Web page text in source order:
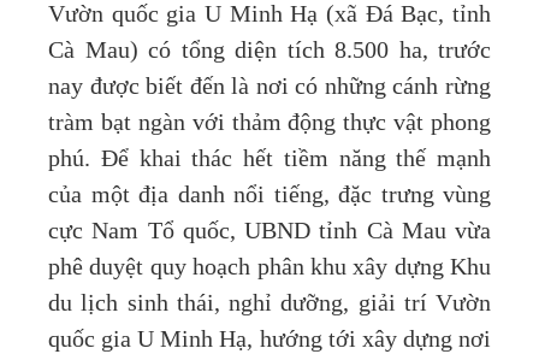
Vườn quốc gia U Minh Hạ (xã Đá Bạc, tỉnh
Cà Mau) có tổng diện tích 8.500 ha, trước
nay được biết đến là nơi có những cánh rừng
tràm bạt ngàn với thảm động thực vật phong
phú. Để khai thác hết tiềm năng thế mạnh
của một địa danh nổi tiếng, đặc trưng vùng
cực Nam Tổ quốc, UBND tỉnh Cà Mau vừa
phê duyệt quy hoạch phân khu xây dựng Khu
du lịch sinh thái, nghỉ dưỡng, giải trí Vườn
quốc gia U Minh Hạ, hướng tới xây dựng nơi